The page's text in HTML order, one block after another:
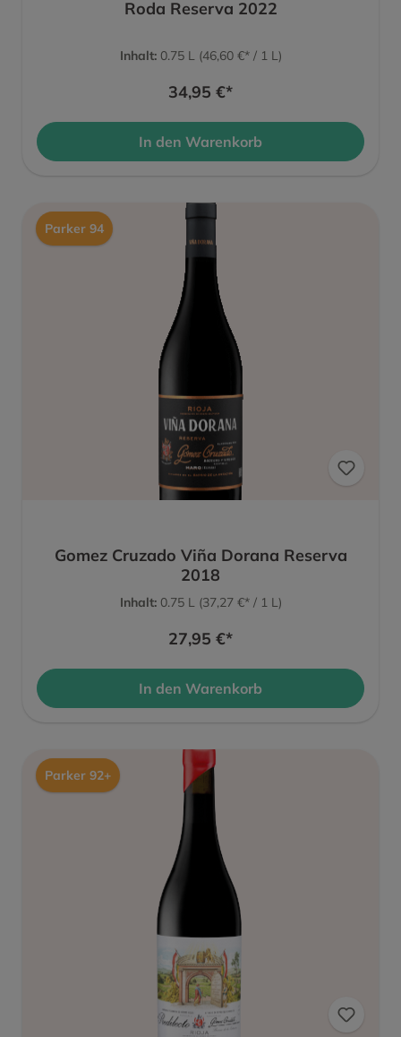
Roda Reserva 2022
Inhalt: 0.75 L (46,60 €* / 1 L)
34,95 €*
In den Warenkorb
Parker 94
Gomez Cruzado Viña Dorana Reserva
2018
Inhalt: 0.75 L (37,27 €* / 1 L)
27,95 €*
In den Warenkorb
Parker 92+